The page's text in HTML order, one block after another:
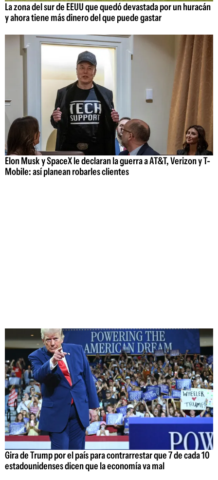
La zona del sur de EEUU que quedó devastada por un huracán
y ahora tiene más dinero del que puede gastar
Elon Musk y SpaceX le declaran la guerra a AT&T, Verizon y T-
Mobile: así planean robarles clientes
Gira de Trump por el país para contrarrestar que 7 de cada 10
estadounidenses dicen que la economía va mal